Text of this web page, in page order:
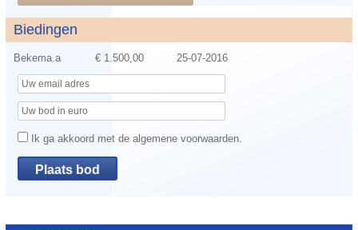
Biedingen
Bekema.a € 1.500,00 25-07-2016
Ik ga akkoord met de algemene voorwaarden.